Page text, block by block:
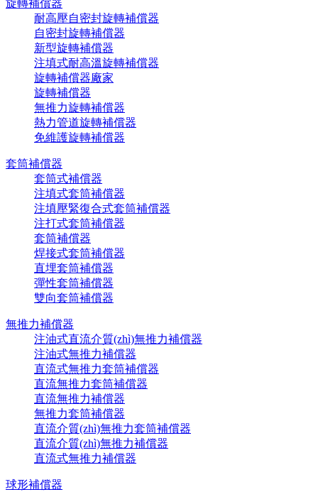
旋轉補償器
耐高壓自密封旋轉補償器
自密封旋轉補償器
新型旋轉補償器
注填式耐高溫旋轉補償器
旋轉補償器廠家
旋轉補償器
無推力旋轉補償器
熱力管道旋轉補償器
免維護旋轉補償器
套筒補償器
套筒式補償器
注填式套筒補償器
注填壓緊復合式套筒補償器
注打式套筒補償器
套筒補償器
焊接式套筒補償器
直埋套筒補償器
彈性套筒補償器
雙向套筒補償器
無推力補償器
注油式直流介質(zhì)無推力補償器
注油式無推力補償器
直流式無推力套筒補償器
直流無推力套筒補償器
直流無推力補償器
無推力套筒補償器
直流介質(zhì)無推力套筒補償器
直流介質(zhì)無推力補償器
直流式無推力補償器
球形補償器